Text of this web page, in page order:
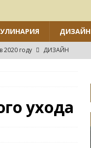
ДИЗАЙН
2020 году
ДИЗАЙН
своими руками?
ухода